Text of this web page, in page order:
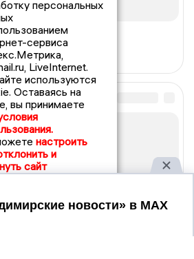
персональных
сервиса
LiveInternet.
используются
Оставаясь на
вы принимаете
настроить
и
сайт
Принять